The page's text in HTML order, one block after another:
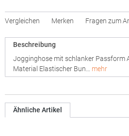
Vergleichen Merken Fragen zum
Beschreibung
Jogginghose mit schlanker Passform
Material Elastischer Bun… mehr
Ähnliche Artikel